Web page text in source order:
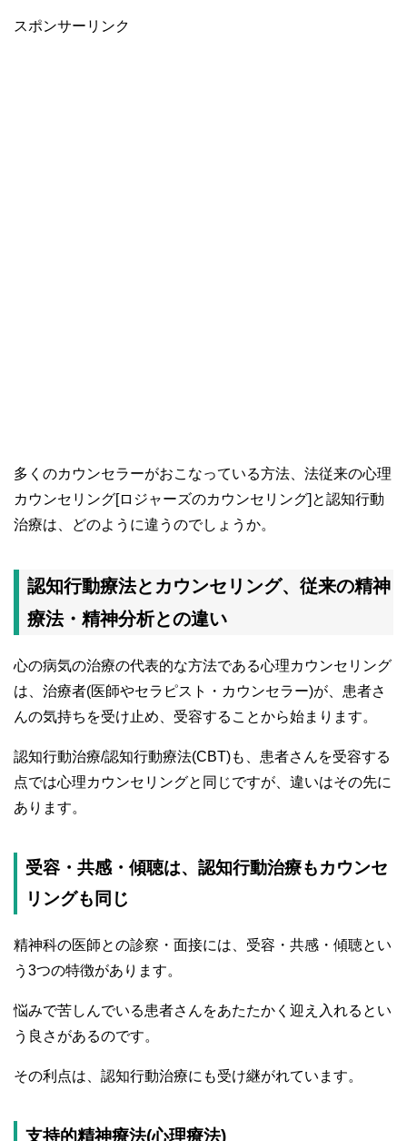
スポンサーリンク
多くのカウンセラーがおこなっている方法、法従来の心理
カウンセリング[ロジャーズのカウンセリング]と認知行動
治療は、どのように違うのでしょうか。
認知行動療法とカウンセリング、従来の精神
療法・精神分析との違い
心の病気の治療の代表的な方法である心理カウンセリング
は、治療者(医師やセラピスト・カウンセラー)が、患者さ
んの気持ちを受け止め、受容することから始まります。
認知行動治療/認知行動療法(CBT)も、患者さんを受容する
点では心理カウンセリングと同じですが、違いはその先に
あります。
受容・共感・傾聴は、認知行動治療もカウンセ
リングも同じ
精神科の医師との診察・面接には、受容・共感・傾聴とい
う3つの特徴があります。
悩みで苦しんでいる患者さんをあたたかく迎え入れるとい
う良さがあるのです。
その利点は、認知行動治療にも受け継がれています。
支持的精神療法(心理療法)